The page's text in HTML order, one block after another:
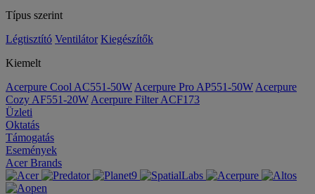
Típus szerint
Légtisztító Ventilátor Kiegészítők
Kiemelt
Acerpure Cool AC551-50W Acerpure Pro AP551-50W Acerpure
Cozy AF551-20W Acerpure Filter ACF173
Üzleti
Oktatás
Támogatás
Események
Acer Brands